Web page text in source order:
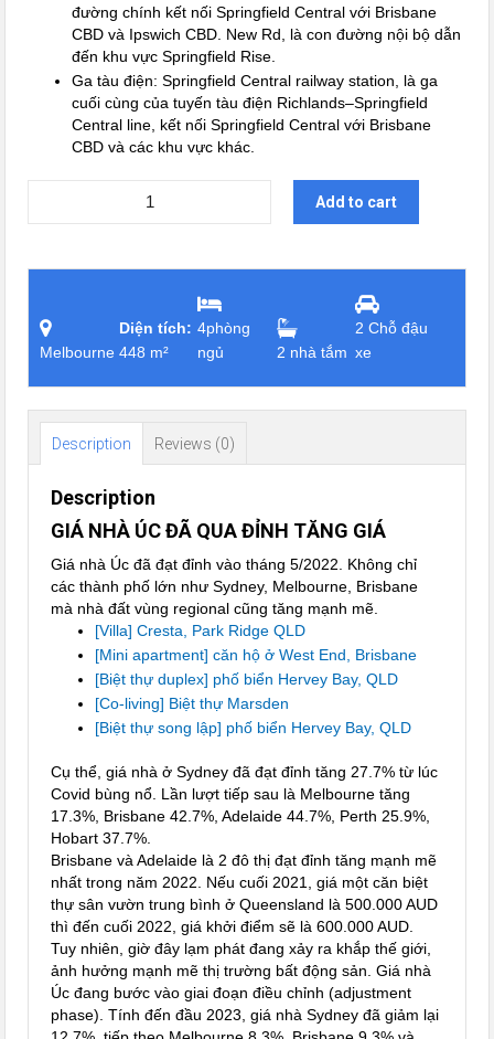
đường chính kết nối Springfield Central với Brisbane
CBD và Ipswich CBD. New Rd, là con đường nội bộ dẫn
đến khu vực Springfield Rise.
Ga tàu điện: Springfield Central railway station, là ga
cuối cùng của tuyến tàu điện Richlands–Springfield
Central line, kết nối Springfield Central với Brisbane
CBD và các khu vực khác.
Add to cart
Melbourne
Diện tích:
448 m²
4phòng
ngủ
2 nhà tắm
2 Chỗ đậu
xe
Description Reviews (0)
Description
GIÁ NHÀ ÚC ĐÃ QUA ĐỈNH TĂNG GIÁ
Giá nhà Úc đã đạt đỉnh vào tháng 5/2022. Không chỉ
các thành phố lớn như Sydney, Melbourne, Brisbane
mà nhà đất vùng regional cũng tăng mạnh mẽ.
[Villa] Cresta, Park Ridge QLD
[Mini apartment] căn hộ ở West End, Brisbane
[Biệt thự duplex] phố biển Hervey Bay, QLD
[Co-living] Biệt thự Marsden
[Biệt thự song lập] phố biển Hervey Bay, QLD
Cụ thể, giá nhà ở Sydney đã đạt đỉnh tăng 27.7% từ lúc
Covid bùng nổ. Lần lượt tiếp sau là Melbourne tăng
17.3%, Brisbane 42.7%, Adelaide 44.7%, Perth 25.9%,
Hobart 37.7%.
Brisbane và Adelaide là 2 đô thị đạt đỉnh tăng mạnh mẽ
nhất trong năm 2022. Nếu cuối 2021, giá một căn biệt
thự sân vườn trung bình ở Queensland là 500.000 AUD
thì đến cuối 2022, giá khởi điểm sẽ là 600.000 AUD.
Tuy nhiên, giờ đây lạm phát đang xảy ra khắp thế giới,
ảnh hưởng mạnh mẽ thị trường bất động sản. Giá nhà
Úc đang bước vào giai đoạn điều chỉnh (adjustment
phase). Tính đến đầu 2023, giá nhà Sydney đã giảm lại